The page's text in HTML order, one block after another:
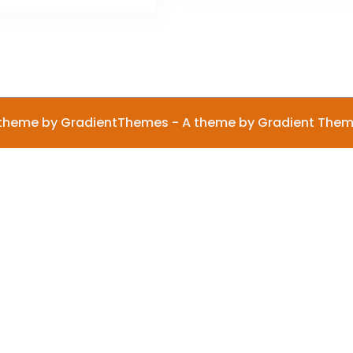
by GradientThemes - A theme by Gradient